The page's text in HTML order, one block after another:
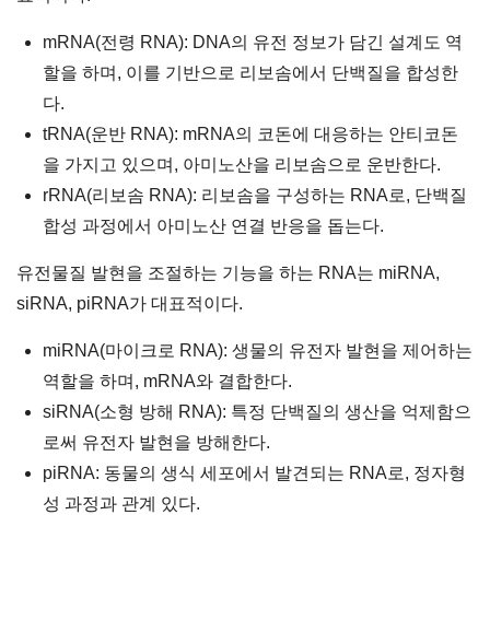
mRNA(전령 RNA): DNA의 유전 정보가 담긴 설계도 역
할을 하며, 이를 기반으로 리보솜에서 단백질을 합성한
다.
tRNA(운반 RNA): mRNA의 코돈에 대응하는 안티코돈
을 가지고 있으며, 아미노산을 리보솜으로 운반한다.
rRNA(리보솜 RNA): 리보솜을 구성하는 RNA로, 단백질
합성 과정에서 아미노산 연결 반응을 돕는다.
유전물질 발현을 조절하는 기능을 하는 RNA는 miRNA,
siRNA, piRNA가 대표적이다.
miRNA(마이크로 RNA): 생물의 유전자 발현을 제어하는
역할을 하며, mRNA와 결합한다.
siRNA(소형 방해 RNA): 특정 단백질의 생산을 억제함으
로써 유전자 발현을 방해한다.
piRNA: 동물의 생식 세포에서 발견되는 RNA로, 정자형
성 과정과 관계 있다.